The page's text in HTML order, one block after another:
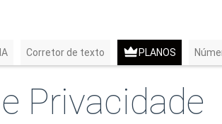
Corretor de texto PLANOS
Privacidade